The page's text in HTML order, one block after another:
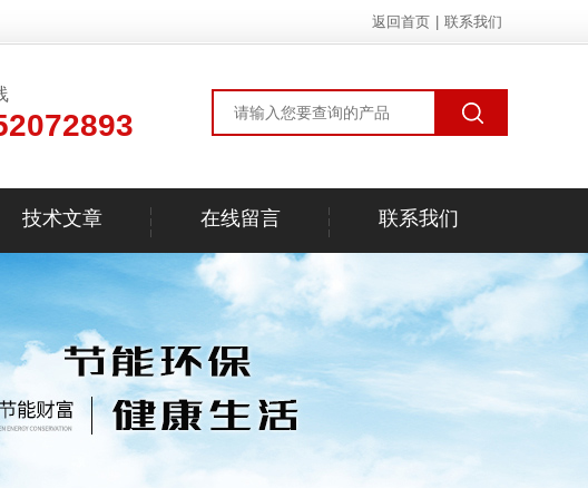
返回首页 联系我们
技术文章 在线留言 联系我们